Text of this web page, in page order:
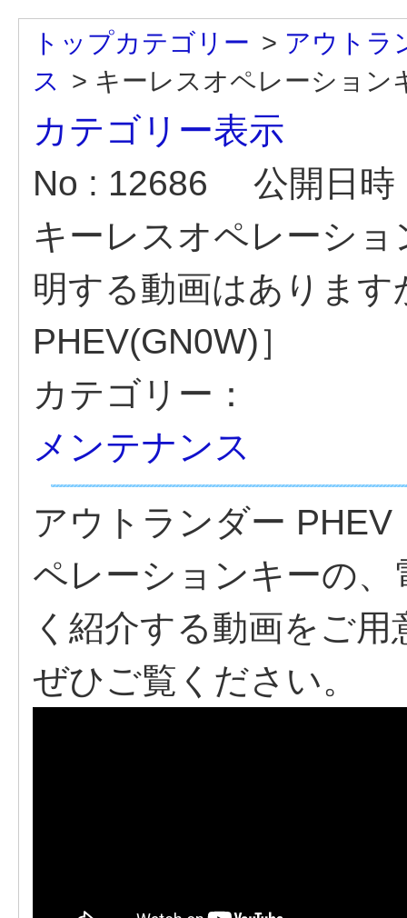
トップカテゴリー > アウトラ
ス > キーレスオペレーション
カテゴリー表示
No : 12686
公開日
キーレスオペレーシ
明する動画はありま
PHEV(GN0W)］
カテゴリー：
メンテナンス
アウトランダー
ペレーションキーの
く紹介する動画をご
ぜひご覧ください。